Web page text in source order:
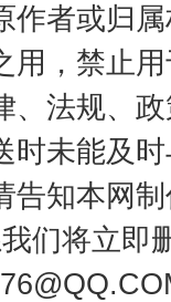
作者或归
用，禁止
、法规、
时未能及
告知本网
们将立即